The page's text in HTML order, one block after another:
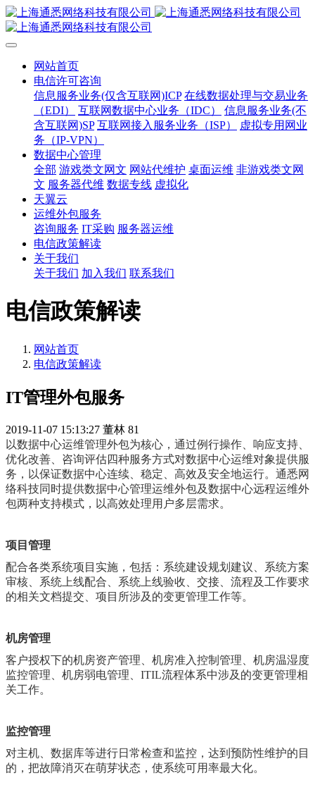
网站首页
电信许可咨询
信息服务业务(仅含互联网)ICP 在线数据处理与交易业务
（EDI）
互联网数据中心业务（IDC）
信息服务业务(不
含互联网)SP 互联网接入服务业务（ISP）
虚拟专用网业
务（IP-VPN）
数据中心管理
全部 游戏类文网文 网站代维护 桌面运维 非游戏类文网
文 服务器代维 数据专线 虚拟化
天翼云
运维外包服务
咨询服务 IT采购 服务器运维
电信政策解读
关于我们
关于我们 加入我们 联系我们
电信政策解读
网站首页
电信政策解读
IT管理外包服务
2019-11-07 15:13:27 董林 81
以数据中心运维管理外包为核心，通过例行操作、响应支持、
优化改善、咨询评估四种服务方式对数据中心运维对象提供服
务，以保证数据中心连续、稳定、高效及安全地运行。通悉网
络科技同时提供数据中心管理运维外包及数据中心远程运维外
包两种支持模式，以高效处理用户多层需求。
项目管理
配合各类系统项目实施，包括：系统建设规划建议、系统方案
审核、系统上线配合、系统上线验收、交接、流程及工作要求
的相关文档提交、项目所涉及的变更管理工作等。
机房管理
客户授权下的机房资产管理、机房准入控制管理、机房温湿度
监控管理、机房弱电管理、ITIL流程体系中涉及的变更管理相
关工作。
监控管理
对主机、数据库等进行日常检查和监控，达到预防性维护的目
的，把故障消灭在萌芽状态，使系统可用率最大化。